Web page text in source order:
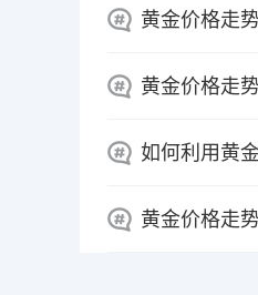
黄金价格走
黄金价格走
如何利用黄
黄金价格走